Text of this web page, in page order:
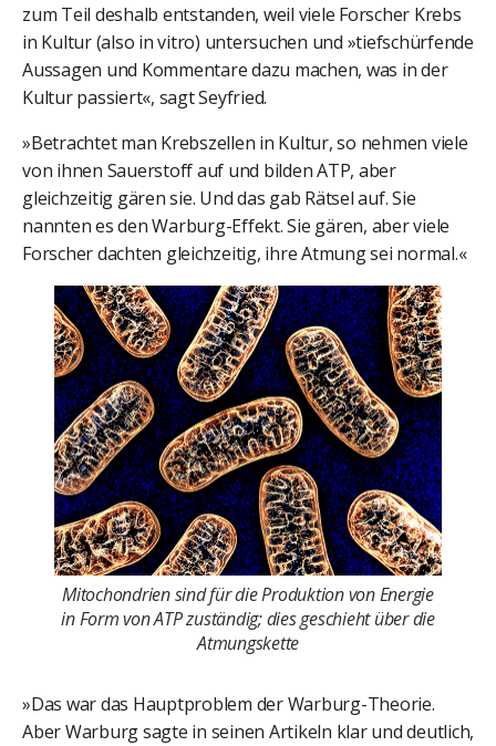
zum Teil deshalb entstanden, weil viele Forscher Krebs
in Kultur (also in vitro) untersuchen und »tiefschürfende
Aussagen und Kommentare dazu machen, was in der
Kultur passiert«, sagt Seyfried.
»Betrachtet man Krebszellen in Kultur, so nehmen viele
von ihnen Sauerstoff auf und bilden ATP, aber
gleichzeitig gären sie. Und das gab Rätsel auf. Sie
nannten es den Warburg-Effekt. Sie gären, aber viele
Forscher dachten gleichzeitig, ihre Atmung sei normal.«
Mitochondrien sind für die Produktion von Energie
in Form von ATP zuständig; dies geschieht über die
Atmungskette
»Das war das Hauptproblem der Warburg-Theorie.
Aber Warburg sagte in seinen Artikeln klar und deutlich,